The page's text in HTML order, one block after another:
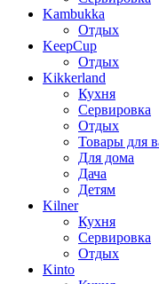
Kambukka
Отдых
KeepCup
Отдых
Kikkerland
Кухня
Сервировка
Отдых
Товары для
Для дома
Дача
Детям
Kilner
Кухня
Сервировка
Отдых
Kinto